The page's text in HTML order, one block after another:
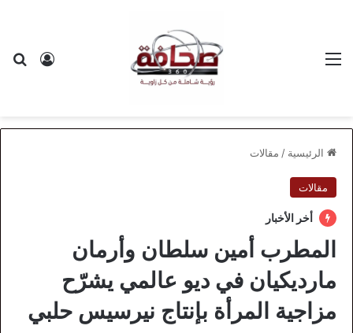
الرئيسية / مقالات
مقالات
أخر الأخبار
المطرب أمين سلطان وأرمان
مارديكيان في ديو عالمي يشرّح
مزاجية المرأة بإنتاج نيرسيس حلبي